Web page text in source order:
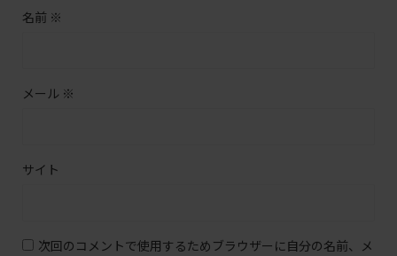
名前 ※
メール ※
サイト
次回のコメントで使用するためブラウザーに自分の名前、メ